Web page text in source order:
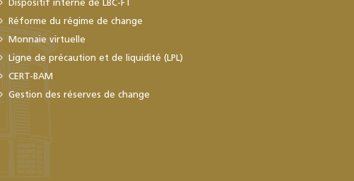
Dispositif interne de LBC-FT
Réforme du régime de change
Monnaie virtuelle
Ligne de précaution et de liquidité (LPL)
CERT-BAM
Gestion des réserves de change